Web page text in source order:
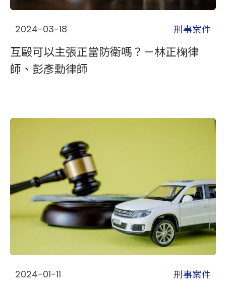
2024-03-18 刑事案件
互毆可以主張正當防衛嗎？－林正椈律
師、彭彥勳律師
2024-01-11 刑事案件